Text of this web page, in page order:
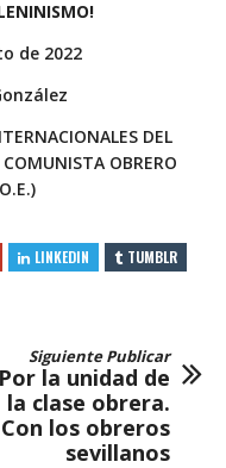
de 2022
DEL
OBRERO
LINKEDIN
TUMBLR
Siguiente Publicar
Por la unidad de
la clase obrera.
Con los obreros
sevillanos